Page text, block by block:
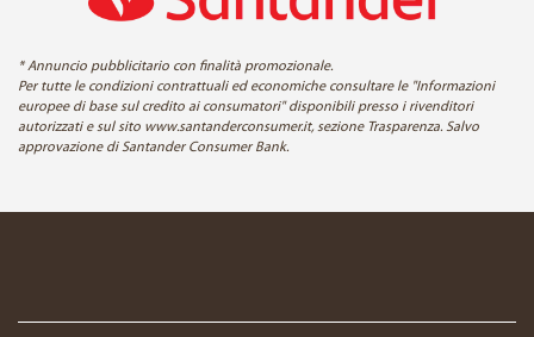
* Annuncio pubblicitario con finalità promozionale.
Per tutte le condizioni contrattuali ed economiche consultare le "Informazioni
europee di base sul credito ai consumatori" disponibili presso i rivenditori
autorizzati e sul sito www.santanderconsumer.it, sezione Trasparenza. Salvo
approvazione di Santander Consumer Bank.